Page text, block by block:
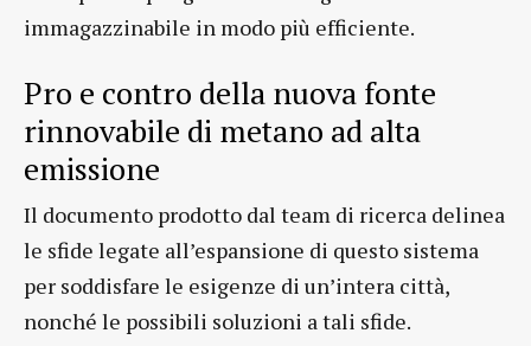
immagazzinabile in modo più efficiente.
Pro e contro della nuova fonte
rinnovabile di metano ad alta
emissione
Il documento prodotto dal team di ricerca delinea
le sfide legate all’espansione di questo sistema
per soddisfare le esigenze di un’intera città,
nonché le possibili soluzioni a tali sfide.